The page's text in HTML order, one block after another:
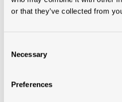
or that they’ve collected from
Selection
Necessary
Preferences